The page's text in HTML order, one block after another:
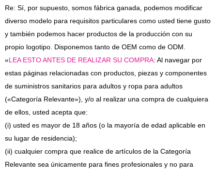
Re: Sí, por supuesto, somos fábrica ganada, podemos modificar
diverso modelo para requisitos particulares como usted tiene gusto
y también podemos hacer productos de la producción con su
propio logotipo. Disponemos tanto de OEM como de ODM.
«LEA ESTO ANTES DE REALIZAR SU COMPRA: Al navegar por
estas páginas relacionadas con productos, piezas y componentes
de suministros sanitarios para adultos y ropa para adultos
(«Categoría Relevante»), y/o al realizar una compra de cualquiera
de ellos, usted acepta que:
(i) usted es mayor de 18 años (o la mayoría de edad aplicable en
su lugar de residencia);
(ii) cualquier compra que realice de artículos de la Categoría
Relevante sea únicamente para fines profesionales y no para